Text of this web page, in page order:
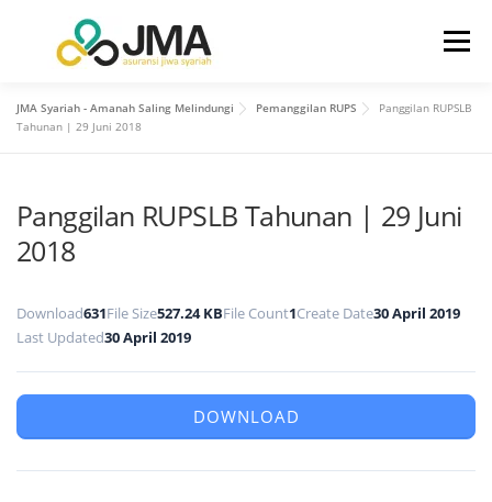
Menu
BERANDA
HUBUNGAN INVESTOR PRODUK LAYANAN
JMA Syariah - Amanah Saling Melindungi Pemanggilan RUPS
Panggilan RUPSLB
Tahunan | 29 Juni 2018
Panggilan RUPSLB Tahunan | 29 Juni
2018
Download631File Size527.24 KBFile Count1Create Date30 April 2019
Last Updated30 April 2019
DOWNLOAD